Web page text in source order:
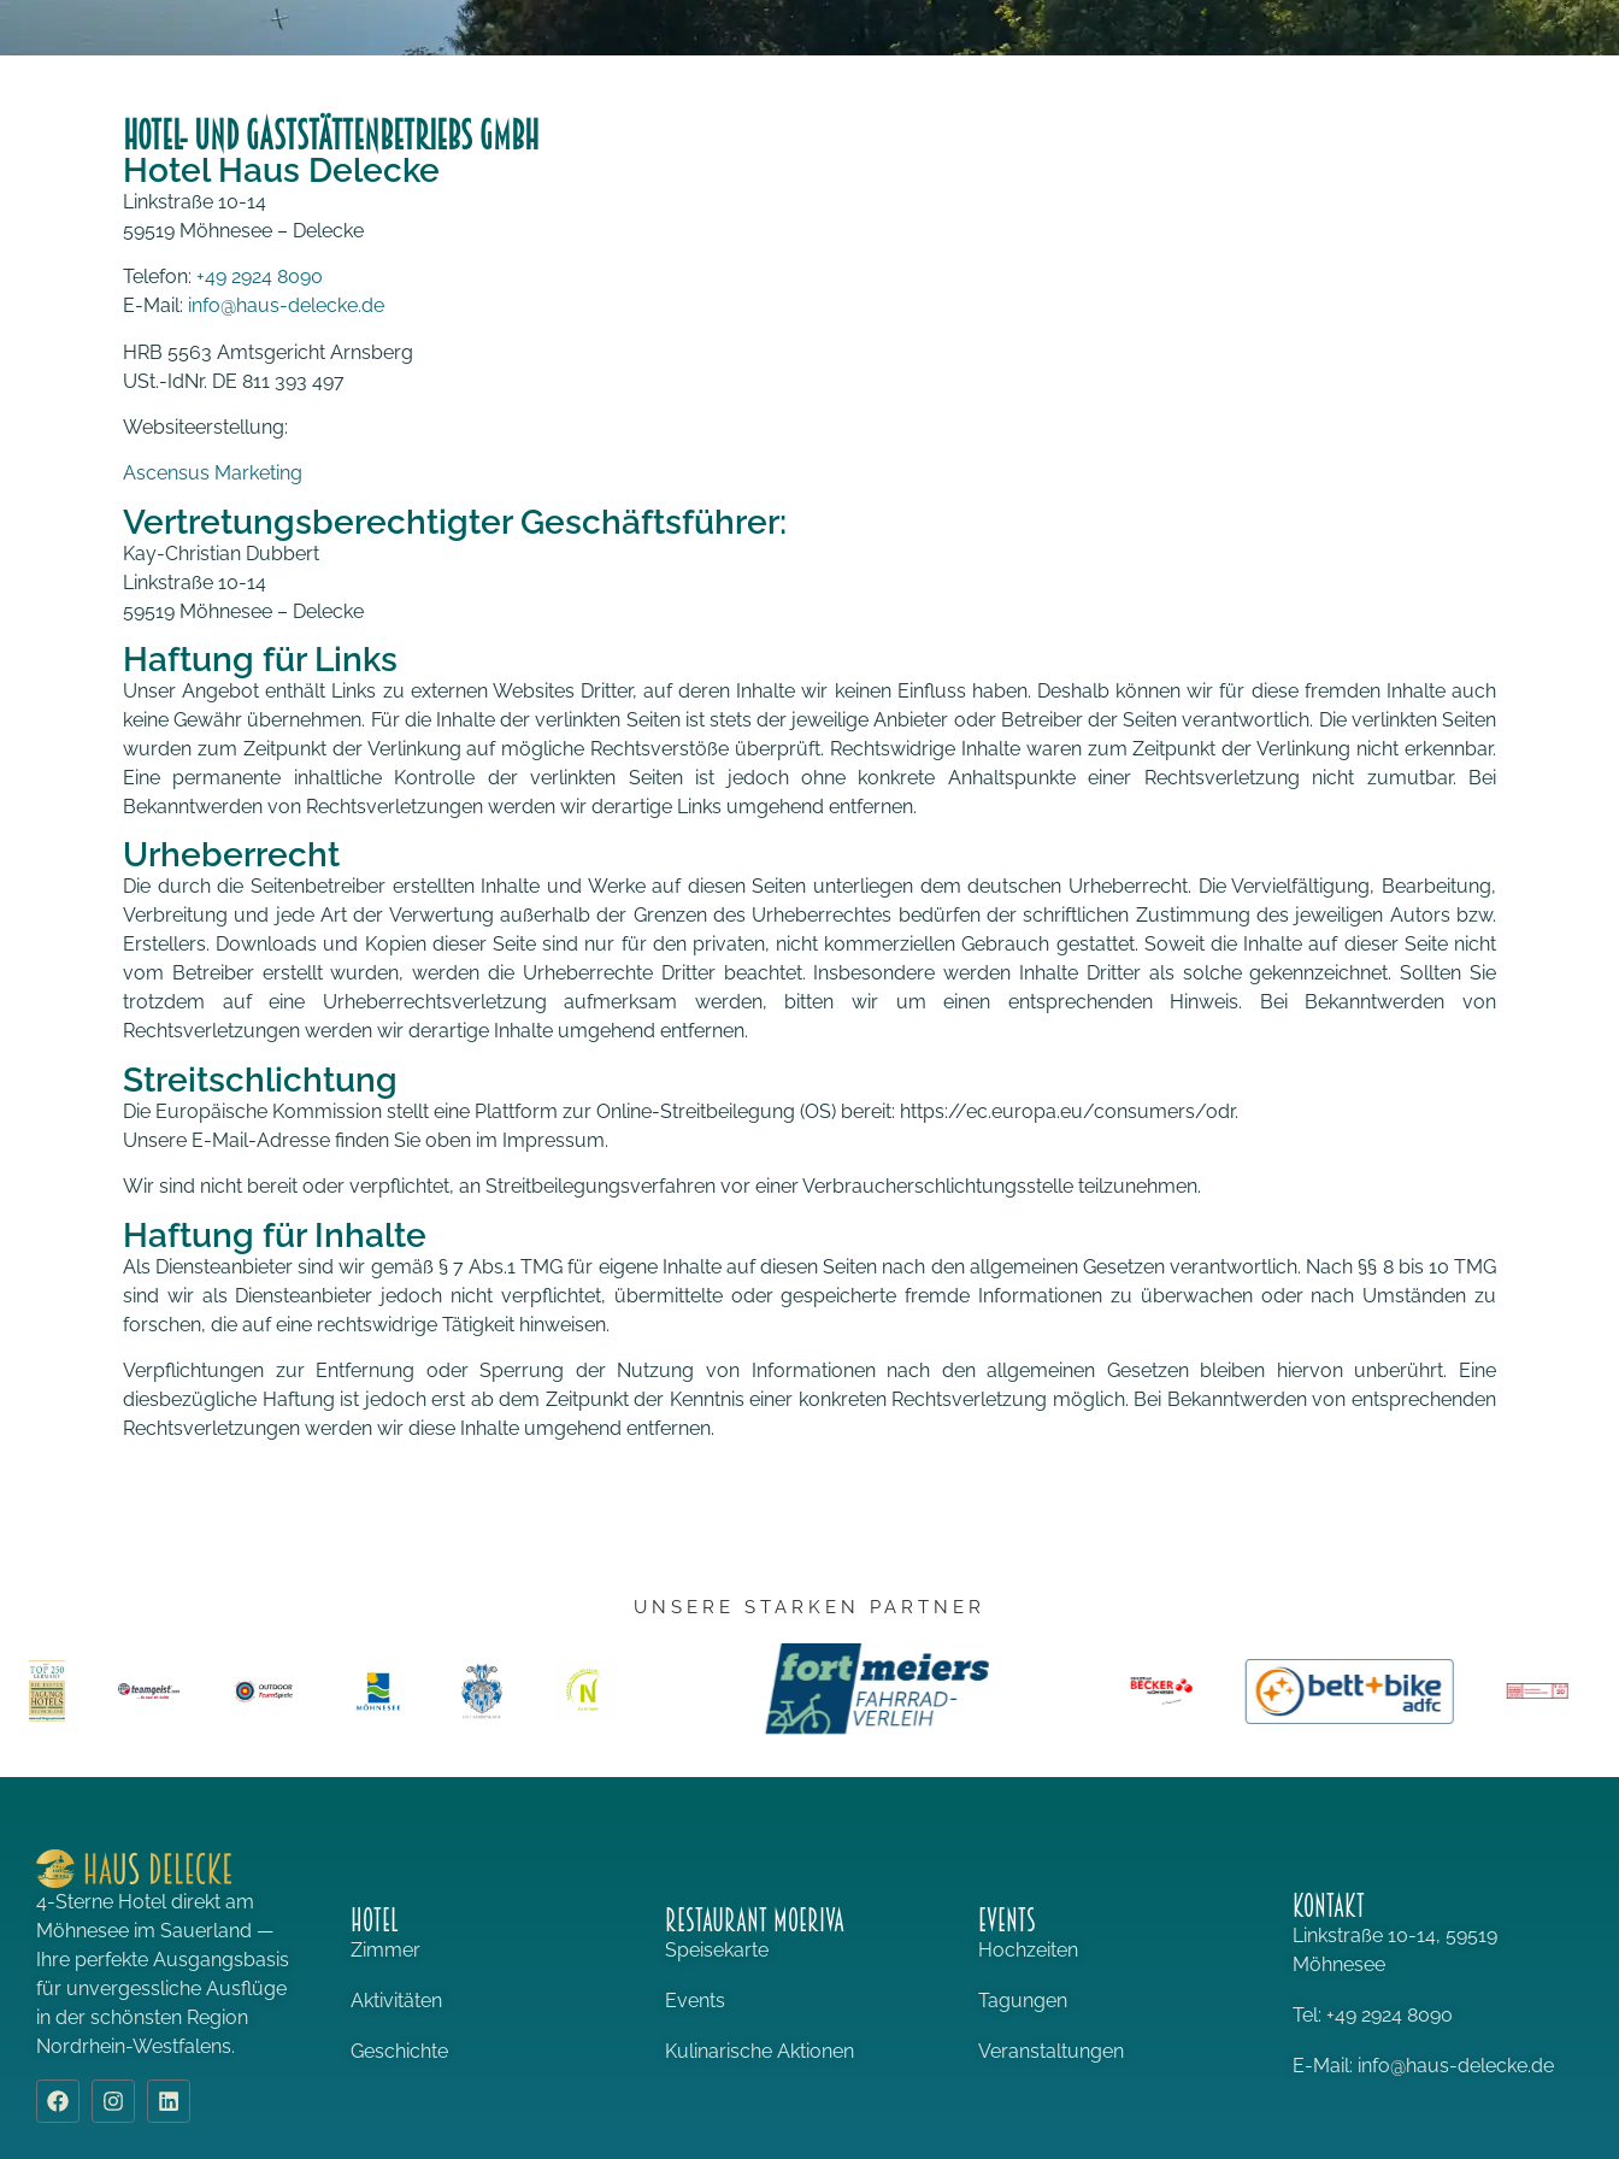
HOTEL- UND GASTSTÄTTENBETRIEBS GMBH
Hotel Haus Delecke
Linkstraße 10-14
59519 Möhnesee – Delecke
Telefon: +49 2924 8090
E-Mail: info@haus-delecke.de
HRB 5563 Amtsgericht Arnsberg
USt.-IdNr. DE 811 393 497
Websiteerstellung:
Ascensus Marketing
Vertretungsberechtigter Geschäftsführer:
Kay-Christian Dubbert
Linkstraße 10-14
59519 Möhnesee – Delecke
Haftung für Links
Unser Angebot enthält Links zu externen Websites Dritter, auf deren Inhalte wir keinen Einfluss haben. Deshalb können wir für diese fremden Inhalte auch
keine Gewähr übernehmen. Für die Inhalte der verlinkten Seiten ist stets der jeweilige Anbieter oder Betreiber der Seiten verantwortlich. Die verlinkten Seiten
wurden zum Zeitpunkt der Verlinkung auf mögliche Rechtsverstöße überprüft. Rechtswidrige Inhalte waren zum Zeitpunkt der Verlinkung nicht erkennbar.
Eine permanente inhaltliche Kontrolle der verlinkten Seiten ist jedoch ohne konkrete Anhaltspunkte einer Rechtsverletzung nicht zumutbar. Bei
Bekanntwerden von Rechtsverletzungen werden wir derartige Links umgehend entfernen.
Urheberrecht
Die durch die Seitenbetreiber erstellten Inhalte und Werke auf diesen Seiten unterliegen dem deutschen Urheberrecht. Die Vervielfältigung, Bearbeitung,
Verbreitung und jede Art der Verwertung außerhalb der Grenzen des Urheberrechtes bedürfen der schriftlichen Zustimmung des jeweiligen Autors bzw.
Erstellers. Downloads und Kopien dieser Seite sind nur für den privaten, nicht kommerziellen Gebrauch gestattet. Soweit die Inhalte auf dieser Seite nicht
vom Betreiber erstellt wurden, werden die Urheberrechte Dritter beachtet. Insbesondere werden Inhalte Dritter als solche gekennzeichnet. Sollten Sie
trotzdem auf eine Urheberrechtsverletzung aufmerksam werden, bitten wir um einen entsprechenden Hinweis. Bei Bekanntwerden von
Rechtsverletzungen werden wir derartige Inhalte umgehend entfernen.
Streitschlichtung
Die Europäische Kommission stellt eine Plattform zur Online-Streitbeilegung (OS) bereit: https://ec.europa.eu/consumers/odr.
Unsere E-Mail-Adresse finden Sie oben im Impressum.
Wir sind nicht bereit oder verpflichtet, an Streitbeilegungsverfahren vor einer Verbraucherschlichtungsstelle teilzunehmen.
Haftung für Inhalte
Als Diensteanbieter sind wir gemäß § 7 Abs.1 TMG für eigene Inhalte auf diesen Seiten nach den allgemeinen Gesetzen verantwortlich. Nach §§ 8 bis 10 TMG
sind wir als Diensteanbieter jedoch nicht verpflichtet, übermittelte oder gespeicherte fremde Informationen zu überwachen oder nach Umständen zu
forschen, die auf eine rechtswidrige Tätigkeit hinweisen.
Verpflichtungen zur Entfernung oder Sperrung der Nutzung von Informationen nach den allgemeinen Gesetzen bleiben hiervon unberührt. Eine
diesbezügliche Haftung ist jedoch erst ab dem Zeitpunkt der Kenntnis einer konkreten Rechtsverletzung möglich. Bei Bekanntwerden von entsprechenden
Rechtsverletzungen werden wir diese Inhalte umgehend entfernen.
UNSERE STARKEN PARTNER
4-Sterne Hotel direkt am
Möhnesee im Sauerland —
Ihre perfekte Ausgangsbasis
für unvergessliche Ausflüge
in der schönsten Region
Nordrhein-Westfalens.
HOTEL
Zimmer
Aktivitäten
Geschichte
RESTAURANT MOERIVA
Speisekarte
Events
Kulinarische Aktionen
EVENTS
Hochzeiten
Tagungen
Veranstaltungen
KONTAKT
Linkstraße 10-14, 59519
Möhnesee
Tel: +49 2924 8090
E-Mail: info@haus-delecke.de